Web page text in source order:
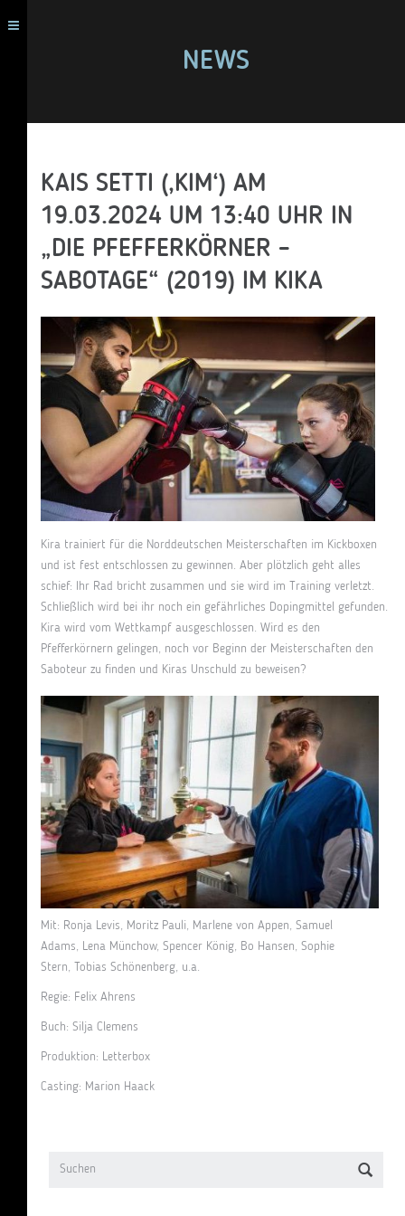
NEWS
KAIS SETTI (‚KIM‘) AM
19.03.2024 UM 13:40 UHR IN
„DIE PFEFFERKÖRNER –
SABOTAGE“ (2019) IM KIKA
Kira trainiert für die Norddeutschen Meisterschaften im Kickboxen
und ist fest entschlossen zu gewinnen. Aber plötzlich geht alles
schief: Ihr Rad bricht zusammen und sie wird im Training verletzt.
Schließlich wird bei ihr noch ein gefährliches Dopingmittel gefunden.
Kira wird vom Wettkampf ausgeschlossen. Wird es den
Pfefferkörnern gelingen, noch vor Beginn der Meisterschaften den
Saboteur zu finden und Kiras Unschuld zu beweisen?
Mit: Ronja Levis, Moritz Pauli, Marlene von Appen, Samuel
Adams, Lena Münchow, Spencer König, Bo Hansen, Sophie
Stern, Tobias Schönenberg, u.a.
Regie: Felix Ahrens
Buch: Silja Clemens
Produktion: Letterbox
Casting: Marion Haack